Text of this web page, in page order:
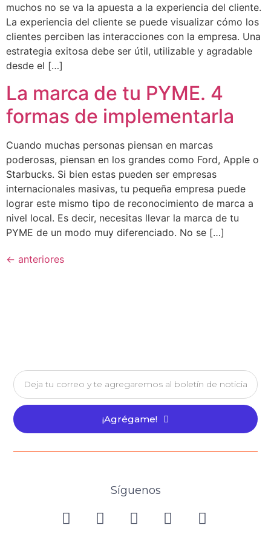
muchos no se va la apuesta a la experiencia del cliente.
La experiencia del cliente se puede visualizar cómo los
clientes perciben las interacciones con la empresa. Una
estrategia exitosa debe ser útil, utilizable y agradable
desde el […]
La marca de tu PYME. 4
formas de implementarla
Cuando muchas personas piensan en marcas
poderosas, piensan en los grandes como Ford, Apple o
Starbucks. Si bien estas pueden ser empresas
internacionales masivas, tu pequeña empresa puede
lograr este mismo tipo de reconocimiento de marca a
nivel local. Es decir, necesitas llevar la marca de tu
PYME de un modo muy diferenciado. No se […]
← anteriores
¡Agrégame!
Síguenos